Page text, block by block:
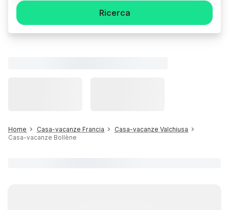
Ricerca
Home Casa-vacanze Francia
Casa-vacanze Valchiusa
Casa-vacanze Bollène